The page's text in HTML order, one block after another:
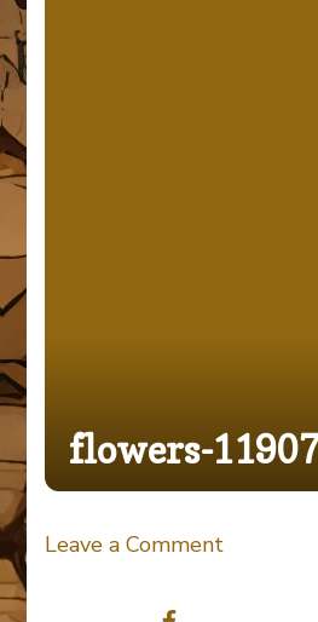
flowers-
Leave a Commenton